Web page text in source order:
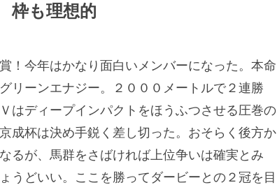
枠も理想的
！今年はかなり面白いメンバーになった。本命
リーンエナジー。２０００メートルで２連勝
はディープインパクトをほうふつさせる圧巻の
成杯は決め手鋭く差し切った。おそらく後方か
るが、馬群をさばければ上位争いは確実とみ
うどいい。ここを勝ってダービーとの２冠を目